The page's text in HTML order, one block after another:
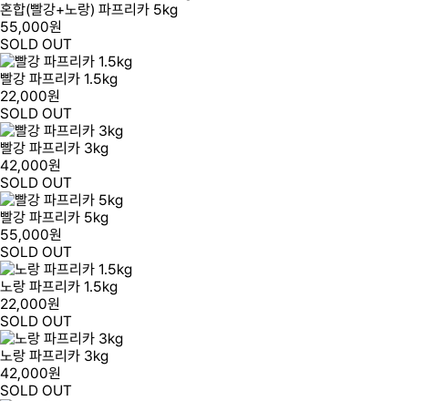
혼합(빨강+노랑) 파프리카 5kg
55,000원
SOLD OUT
빨강 파프리카 1.5kg
22,000원
SOLD OUT
빨강 파프리카 3kg
42,000원
SOLD OUT
빨강 파프리카 5kg
55,000원
SOLD OUT
노랑 파프리카 1.5kg
22,000원
SOLD OUT
노랑 파프리카 3kg
42,000원
SOLD OUT